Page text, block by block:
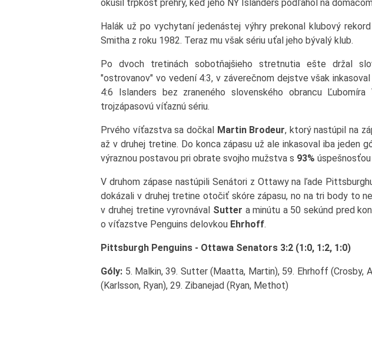
okúsil trpkosť prehry, keď jeho NY Islanders podľahol na
Halák už po vychytaní jedenástej výhry prekonal klubový
Smitha z roku 1982. Teraz mu však sériu uťal jeho bývalý klub.
Po dvoch tretinách sobotňajšieho stretnutia ešte držal
"ostrovanov" vo vedení 4:3, v záverečnom dejstve však
4:6 Islanders bez zraneného slovenského obrancu Ľubomíra
trojzápasovú víťaznú sériu.
Prvého víťazstva sa dočkal Martin Brodeur, ktorý nastúpil na
až v druhej tretine. Do konca zápasu už ale inkasoval iba jeden
výraznou postavou pri obrate svojho mužstva s 93% úspešnosťou
V druhom zápase nastúpili Senátori z Ottawy na ľade
dokázali v druhej tretine otočiť skóre zápasu, no na tri body to
v druhej tretine vyrovnával Sutter a minútu a 50 sekúnd pred
o víťazstve Penguins delovkou Ehrhoff.
Pittsburgh Penguins - Ottawa Senators 3:2 (1:0, 1:2, 1:0)
Góly: 5. Malkin, 39. Sutter (Maatta, Martin), 59. Ehrhoff (Crosby,
(Karlsson, Ryan), 29. Zibanejad (Ryan, Methot)